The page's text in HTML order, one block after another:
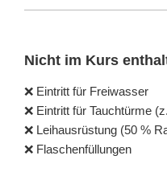
Nicht im Kurs
❌ Eintritt für Freiwasser
❌ Eintritt für Tauchtürme
❌ Leihausrüstung (50 %
❌ Flaschenfüllungen